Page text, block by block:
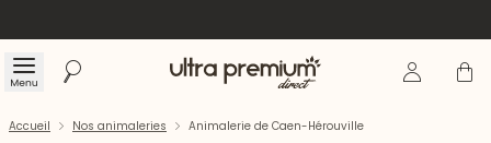
Menu Rechercher Accueil Se Panier
Accueil Nos animaleries Animalerie de Caen-Hérouville